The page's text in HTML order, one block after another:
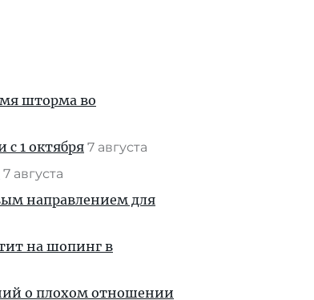
шторма во
1 октября 7 августа
7 августа
направлением для
на шопинг в
о плохом отношении